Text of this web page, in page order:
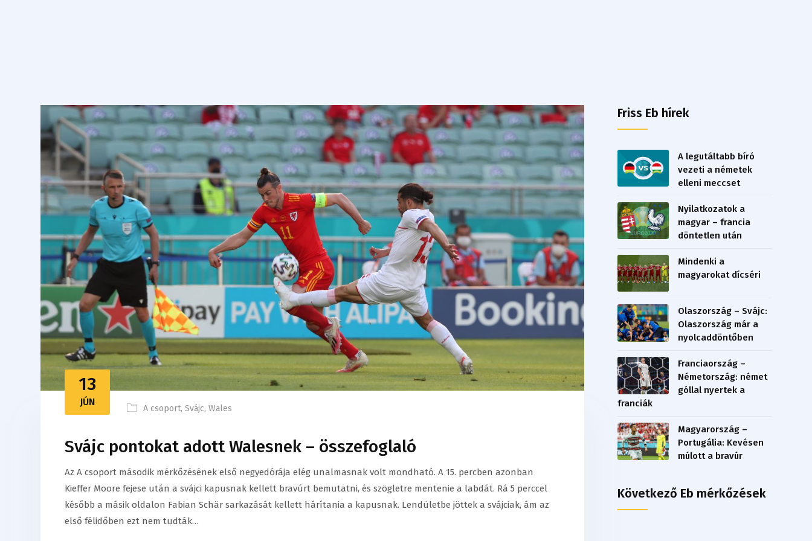
13
JÚN
A csoport, Svájc, Wales
Svájc pontokat adott Walesnek – összefoglaló
Az A csoport második mérkőzésének első negyedórája elég unalmasnak volt mondható. A 15. percben azonban
Kieffer Moore fejese után a svájci kapusnak kellett bravúrt bemutatni, és szögletre mentenie a labdát. Rá 5 perccel
később a másik oldalon Fabian Schär sarkazását kellett hárítania a kapusnak. Lendületbe jöttek a svájciak, ám az
első félidőben ezt nem tudták…
Friss Eb hírek
A legutáltabb bíró
vezeti a németek
elleni meccset
Nyilatkozatok a
magyar – francia
döntetlen után
Mindenki a
magyarokat dícséri
Olaszország – Svájc:
Olaszország már a
nyolcaddöntőben
Franciaország –
Németország: német
góllal nyertek a
franciák
Magyarország –
Portugália: Kevésen
múlott a bravúr
Következő Eb mérkőzések